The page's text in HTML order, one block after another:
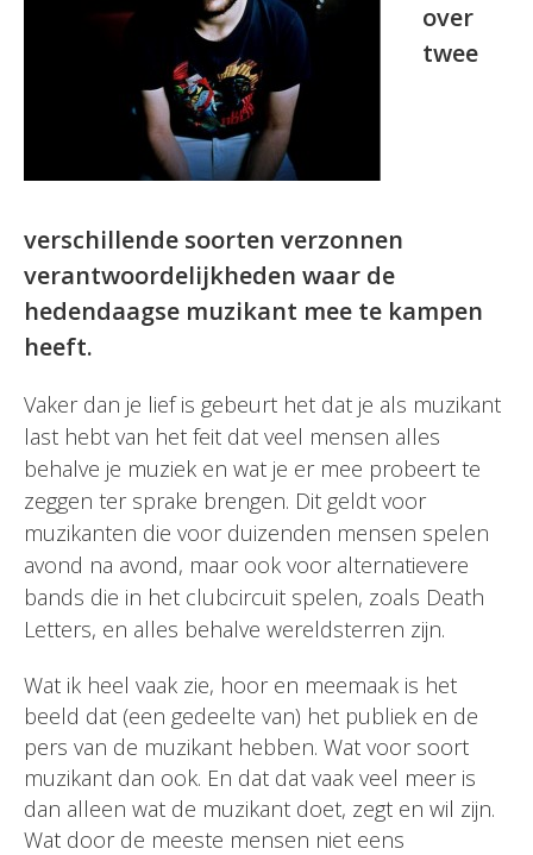
over
twee
verschillende soorten verzonnen
verantwoordelijkheden waar de
hedendaagse muzikant mee te kampen
heeft.
Vaker dan je lief is gebeurt het dat je als muzikant
last hebt van het feit dat veel mensen alles
behalve je muziek en wat je er mee probeert te
zeggen ter sprake brengen. Dit geldt voor
muzikanten die voor duizenden mensen spelen
avond na avond, maar ook voor alternatievere
bands die in het clubcircuit spelen, zoals Death
Letters, en alles behalve wereldsterren zijn.
Wat ik heel vaak zie, hoor en meemaak is het
beeld dat (een gedeelte van) het publiek en de
pers van de muzikant hebben. Wat voor soort
muzikant dan ook. En dat dat vaak veel meer is
dan alleen wat de muzikant doet, zegt en wil zijn.
Wat door de meeste mensen niet eens